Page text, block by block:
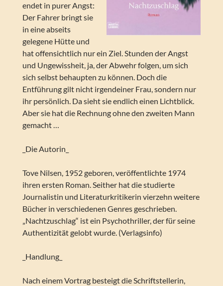
endet in purer Angst:
Der Fahrer bringt sie
in eine abseits
gelegene Hütte und
hat offensichtlich nur ein Ziel. Stunden der Angst
und Ungewissheit, ja, der Abwehr folgen, um sich
sich selbst behaupten zu können. Doch die
Entführung gilt nicht irgendeiner Frau, sondern nur
ihr persönlich. Da sieht sie endlich einen Lichtblick.
Aber sie hat die Rechnung ohne den zweiten Mann
gemacht …
_Die Autorin_
Tove Nilsen, 1952 geboren, veröffentlichte 1974
ihren ersten Roman. Seither hat die studierte
Journalistin und Literaturkritikerin vierzehn weitere
Bücher in verschiedenen Genres geschrieben.
„Nachtzuschlag“ ist ein Psychothriller, der für seine
Authentizität gelobt wurde. (Verlagsinfo)
_Handlung_
Nach einem Vortrag besteigt die Schriftstellerin,